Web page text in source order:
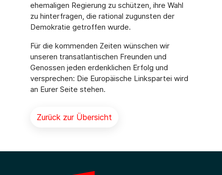
ehemaligen Regierung zu schützen, ihre Wahl
zu hinterfragen, die rational zugunsten der
Demokratie getroffen wurde.
Für die kommenden Zeiten wünschen wir
unseren transatlantischen Freunden und
Genossen jeden erdenklichen Erfolg und
versprechen: Die Europäische Linkspartei wird
an Eurer Seite stehen.
Zurück zur Übersicht